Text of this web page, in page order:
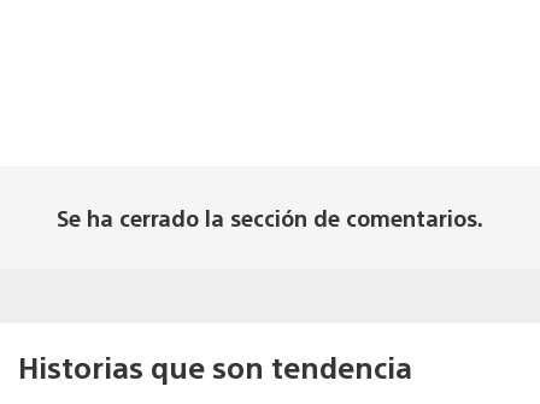
Se ha cerrado la sección de comentarios.
Historias que son tendencia